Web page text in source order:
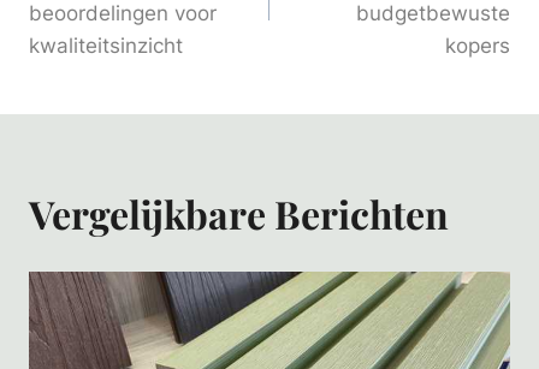
beoordelingen voor
kwaliteitsinzicht
budgetbewuste
kopers
Vergelijkbare Berichten